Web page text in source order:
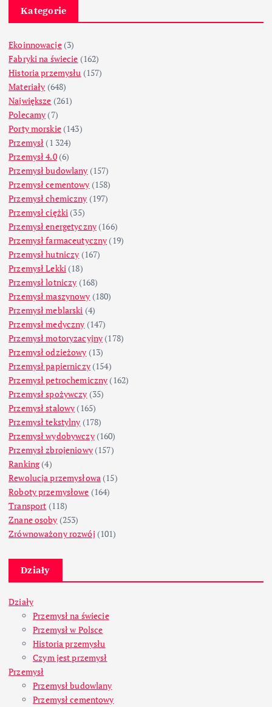
Kategorie
Ekoinnowacje(3)
Fabryki na świecie (162)
Historia przemysłu (157)
Materiały (648)
Największe (261)
Polecamy (7)
Porty morskie(143)
Przemysł (1 324)
Przemysł 4.0(6)
Przemysł budowlany (157)
Przemysł cementowy (158)
Przemysł chemiczny (197)
Przemysł ciężki (35)
Przemysł energetyczny (166)
Przemysł farmaceutyczny (19)
Przemysł hutniczy (167)
Przemysł Lekki (18)
Przemysł lotniczy (168)
Przemysł maszynowy (180)
Przemysł meblarski (4)
Przemysł medyczny (147)
Przemysł motoryzacyjny (178)
Przemysł odzieżowy (13)
Przemysł papierniczy(154)
Przemysł petrochemiczny (162)
Przemysł spożywczy (35)
Przemysł stalowy (165)
Przemysł tekstylny (178)
Przemysł wydobywczy(160)
Przemysł zbrojeniowy(157)
Ranking(4)
Rewolucja przemysłowa (15)
Roboty przemysłowe (164)
Transport (118)
Znane osoby (253)
Zrównoważony rozwój (101)
Działy
Działy
Przemysł na świecie
Przemysł w Polsce
Historia przemysłu
Czym jest przemysł
Przemysł
Przemysł budowlany
Przemysł cementowy